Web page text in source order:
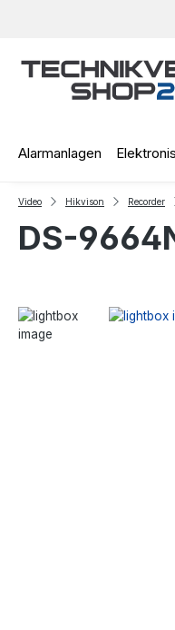
Alarmanlagen
Video Hikvison Recorder
DS-